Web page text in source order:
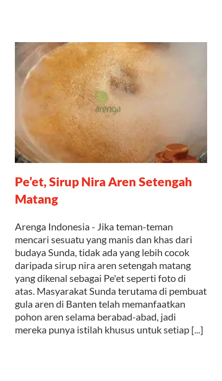
Pe’et, Sirup Nira Aren Setengah
Matang
Arenga Indonesia - Jika teman-teman
mencari sesuatu yang manis dan khas dari
budaya Sunda, tidak ada yang lebih cocok
daripada sirup nira aren setengah matang
yang dikenal sebagai Pe'et seperti foto di
atas. Masyarakat Sunda terutama di pembuat
gula aren di Banten telah memanfaatkan
pohon aren selama berabad-abad, jadi
mereka punya istilah khusus untuk setiap [...]